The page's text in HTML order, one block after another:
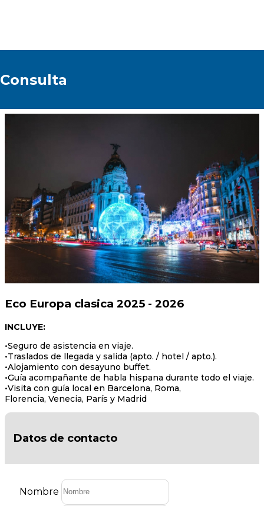
Consulta
todos los datos requeridos.
Eco Europa clasica 2025 - 2026
INCLUYE:
•Seguro de asistencia en viaje.
•Traslados de llegada y salida (apto. / hotel / apto.).
•Alojamiento con desayuno buffet.
•Guía acompañante de habla hispana durante todo el viaje.
•Visita con guía local en Barcelona, Roma,
Florencia, Venecia, París y Madrid
Datos de contacto
Nombre